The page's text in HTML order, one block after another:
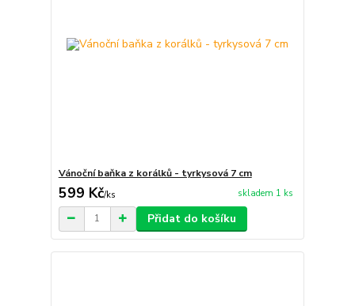
Vánoční baňka z korálků - tyrkysová 7 cm
599 Kč/ks skladem 1 ks
Přidat do košíku